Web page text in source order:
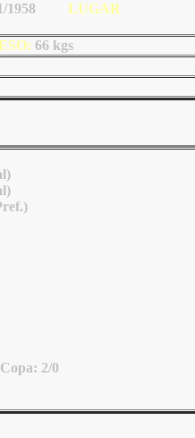
1958 LUGAR
66 kgs
2/0